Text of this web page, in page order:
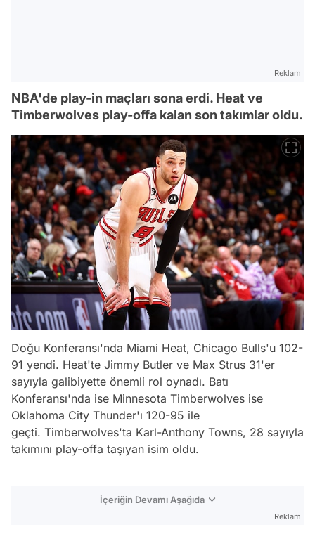
Reklam
NBA'de play-in maçları sona erdi. Heat ve
Timberwolves play-offa kalan son takımlar oldu.
Doğu Konferansı'nda Miami Heat, Chicago Bulls'u 102-
91 yendi. Heat'te Jimmy Butler ve Max Strus 31'er
sayıyla galibiyette önemli rol oynadı. Batı
Konferansı'nda ise Minnesota Timberwolves ise
Oklahoma City Thunder'ı 120-95 ile
geçti. Timberwolves'ta Karl-Anthony Towns, 28 sayıyla
takımını play-offa taşıyan isim oldu.
İçeriğin Devamı Aşağıda
Reklam